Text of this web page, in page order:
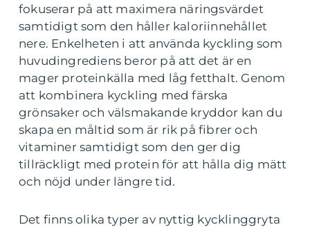
fokuserar på att maximera näringsvärdet
samtidigt som den håller kaloriinnehållet
nere. Enkelheten i att använda kyckling som
huvudingrediens beror på att det är en
mager proteinkälla med låg fetthalt. Genom
att kombinera kyckling med färska
grönsaker och välsmakande kryddor kan du
skapa en måltid som är rik på fibrer och
vitaminer samtidigt som den ger dig
tillräckligt med protein för att hålla dig mätt
och nöjd under längre tid.
Det finns olika typer av nyttig kycklinggryta